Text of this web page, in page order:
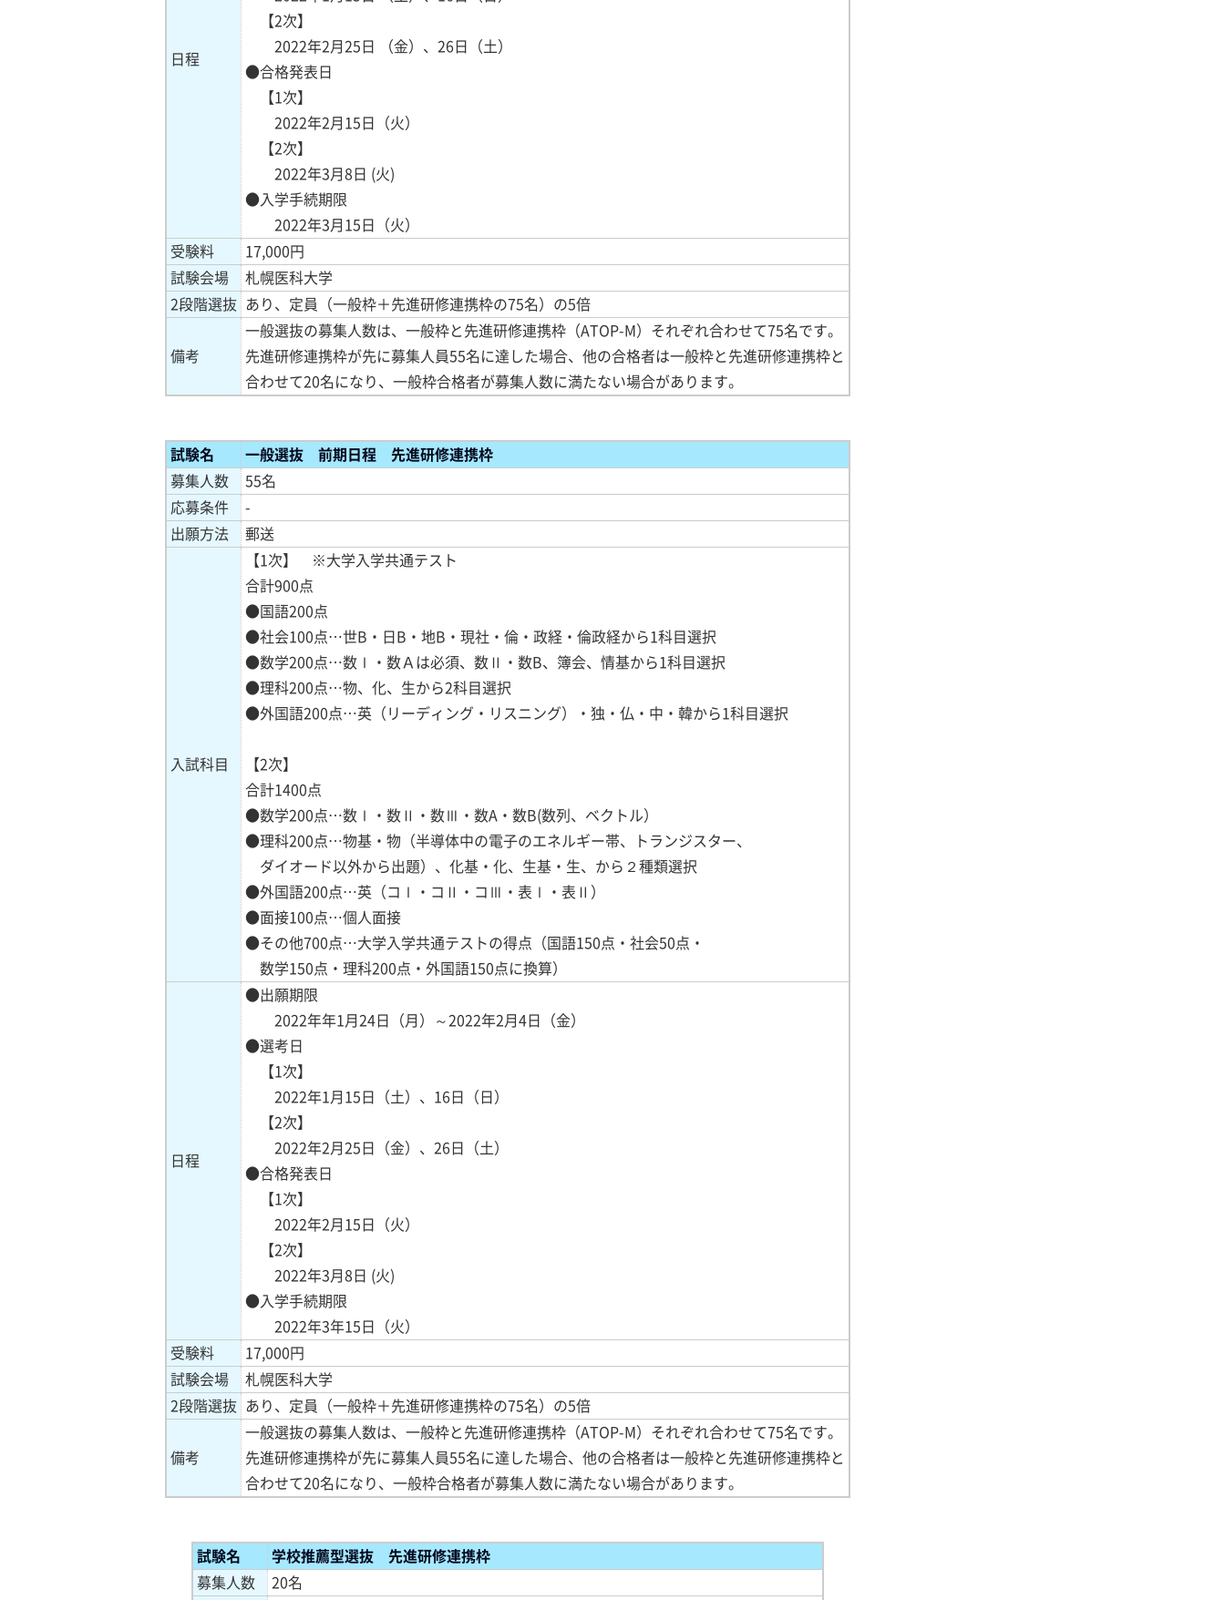
日程
【2次】
2022年2月25日 （金）、26日（土）
●合格発表日
【1次】
2022年2月15日（火）
【2次】
2022年3月8日 (火)
●入学手続期限
2022年3月15日（火）
受験料
17,000円
試験会場
札幌医科大学
2段階選抜
あり、定員（一般枠＋先進研修連携枠の75名）の5倍
備考
一般選抜の募集人数は、一般枠と先進研修連携枠（ATOP-M）それぞれ合わせて75名です。
先進研修連携枠が先に募集人員55名に達した場合、他の合格者は一般枠と先進研修連携枠と
合わせて20名になり、一般枠合格者が募集人数に満たない場合があります。
試験名
一般選抜 前期日程 先進研修連携枠
募集人数
55名
応募条件
-
出願方法
郵送
入試科目
【1次】 ※大学入学共通テスト
合計900点
●国語200点
●社会100点…世B・日B・地B・現社・倫・政経・倫政経から1科目選択
●数学200点…数Ⅰ・数Ａは必須、数Ⅱ・数B、簿会、情基から1科目選択
●理科200点…物、化、生から2科目選択
●外国語200点…英（リーディング・リスニング）・独・仏・中・韓から1科目選択
【2次】
合計1400点
●数学200点…数Ⅰ・数Ⅱ・数Ⅲ・数A・数B(数列、ベクトル）
●理科200点…物基・物（半導体中の電子のエネルギー帯、トランジスター、
ダイオード以外から出題）、化基・化、生基・生、から２種類選択
●外国語200点…英（コⅠ・コⅡ・コⅢ・表Ⅰ・表Ⅱ）
●面接100点…個人面接
●その他700点…大学入学共通テストの得点（国語150点・社会50点・
数学150点・理科200点・外国語150点に換算）
日程
●出願期限
2022年年1月24日（月）～2022年2月4日（金）
●選考日
【1次】
2022年1月15日（土）、16日（日）
【2次】
2022年2月25日（金）、26日（土）
●合格発表日
【1次】
2022年2月15日（火）
【2次】
2022年3月8日 (火)
●入学手続期限
2022年3年15日（火）
受験料
17,000円
試験会場
札幌医科大学
2段階選抜
あり、定員（一般枠＋先進研修連携枠の75名）の5倍
備考
一般選抜の募集人数は、一般枠と先進研修連携枠（ATOP-M）それぞれ合わせて75名です。
先進研修連携枠が先に募集人員55名に達した場合、他の合格者は一般枠と先進研修連携枠と
合わせて20名になり、一般枠合格者が募集人数に満たない場合があります。
試験名
学校推薦型選抜 先進研修連携枠
募集人数
20名